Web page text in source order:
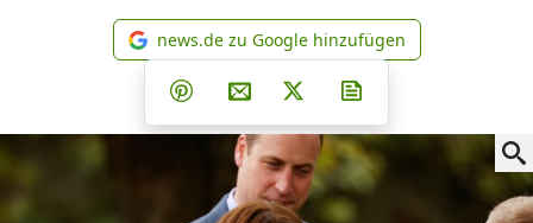
news.de zu Google
news.de zu Google hinzufügen
Teilen auf Facebook
Teilen auf Whatsapp
Teilen auf Telegram
Teilen auf Pinterest
Per E-Mail teilen
Post auf X